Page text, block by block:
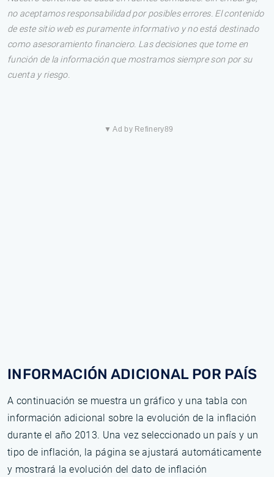
no aceptamos responsabilidad por posibles errores. El contenido
de este sitio web es puramente informativo y no está destinado
como asesoramiento financiero. Las decisiones que tome en
función de la información que mostramos siempre son por su
cuenta y riesgo.
▼ Ad by Refinery89
INFORMACIÓN ADICIONAL POR PAÍS
A continuación se muestra un gráfico y una tabla con
información adicional sobre la evolución de la inflación
durante el año 2013. Una vez seleccionado un país y un
tipo de inflación, la página se ajustará automáticamente
y mostrará la evolución del dato de inflación